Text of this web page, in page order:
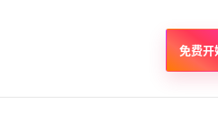
免费开